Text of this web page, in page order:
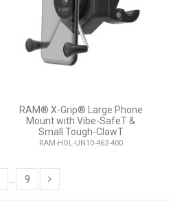
RAM® X-Grip® Large Phone
Mount with Vibe-SafeT &
Small Tough-ClawT
RAM-HOL-UN10-462-400
9